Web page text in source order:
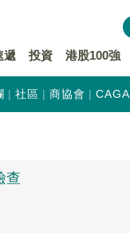
遞 投資 港股100強
社區 商協會 CAGA
查